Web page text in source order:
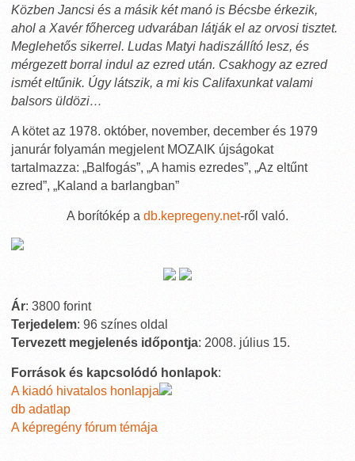
Közben Jancsi és a másik két manó is Bécsbe érkezik,
ahol a Xavér főherceg udvarában látják el az orvosi tisztet.
Meglehetős sikerrel. Ludas Matyi hadiszállító lesz, és
mérgezett borral indul az ezred után. Csakhogy az ezred
ismét eltűnik. Úgy látszik, a mi kis Califaxunkat valami
balsors üldözi…
A kötet az 1978. október, november, december és 1979
janurár folyamán megjelent MOZAIK újságokat
tartalmazza: „Balfogás”, „A hamis ezredes”, „Az eltűnt
ezred”, „Kaland a barlangban”
A borítókép a db.kepregeny.net-ről való.
Ár: 3800 forint
Terjedelem: 96 színes oldal
Tervezett megjelenés időpontja: 2008. július 15.
Források és kapcsolódó honlapok:
A kiadó hivatalos honlapja
db adatlap
A képregény fórum témája